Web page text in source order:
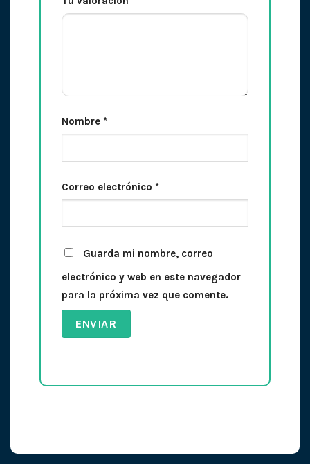
Nombre *
Correo electrónico *
Guarda mi nombre, correo
electrónico y web en este navegador
para la próxima vez que comente.